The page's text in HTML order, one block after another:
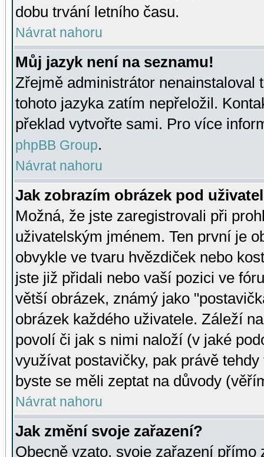
dobu trvání letního času.
Návrat nahoru
Můj jazyk není na seznamu!
Zřejmě administrátor nenainstaloval
tohoto jazyka zatím nepřeložil.
překlad vytvořte sami. Pro více
phpBB Group.
Návrat nahoru
Jak zobrazím obrázek pod
Možná, že jste zaregistrovali při
uživatelským jménem. Ten první je
obvykle ve tvaru hvězdiček nebo
jste již přidali nebo vaší pozici ve
větší obrázek, známý jako
obrázek každého uživatele. Záleží
povolí či jak s nimi naloží (v jaké
využívat postavičky, pak právě
byste se měli zeptat na důvody
Návrat nahoru
Jak změní svoje zařazení?
Obecně vzato, svoje zařazení přímo